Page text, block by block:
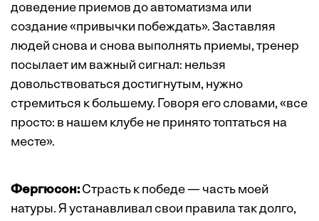
доведение приемов до автоматизма или
создание «привычки побеждать». Заставляя
людей снова и снова выполнять приемы, тренер
посылает им важный сигнал: нельзя
довольствоваться достигнутым, нужно
стремиться к большему. Говоря его ­словами, «все
просто: в нашем клубе не принято топтаться на
месте».
Фергюсон:Страсть к победе — часть моей
натуры. Я устанавливал свои правила так долго,